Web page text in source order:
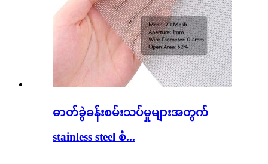
ဓာတ်ခွဲခန်းစမ်းသပ်မှုများအတွက်
stainless steel စံ...